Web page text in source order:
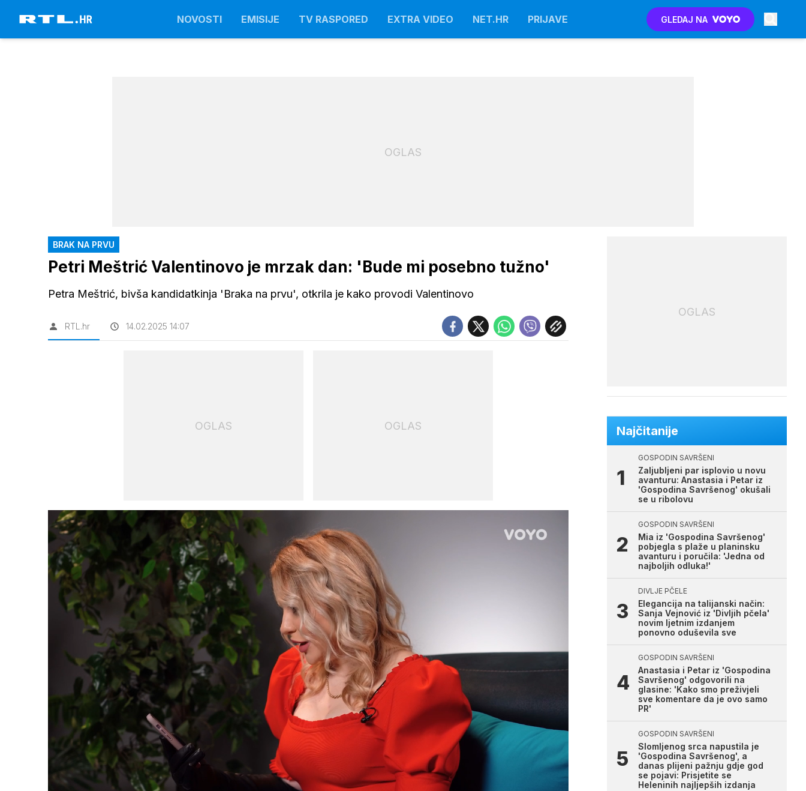
NOVOSTI EMISIJE TV RASPORED EXTRA VIDEO NET.HR PRIJAVE GLEDAJ NA
OGLAS
BRAK NA PRVU
Petri Meštrić Valentinovo je mrzak dan: 'Bude mi posebno tužno'
Petra Meštrić, bivša kandidatkinja 'Braka na prvu', otkrila je kako provodi Valentinovo
RTL.hr 14.02.2025 14:07
OGLAS OGLAS
:
18.02%
OGLAS
Najčitanije
GOSPODIN SAVRŠENI
Zaljubljeni par isplovio u novu
avanturu: Anastasia i Petar iz
'Gospodina Savršenog' okušali
se u ribolovu
GOSPODIN SAVRŠENI
Mia iz 'Gospodina Savršenog'
pobjegla s plaže u planinsku
avanturu i poručila: 'Jedna od
najboljih odluka!'
DIVLJE PČELE
Elegancija na talijanski način:
Sanja Vejnović iz 'Divljih pčela'
novim ljetnim izdanjem
ponovno oduševila sve
GOSPODIN SAVRŠENI
Anastasia i Petar iz 'Gospodina
Savršenog' odgovorili na
glasine: 'Kako smo preživjeli
sve komentare da je ovo samo
PR'
GOSPODIN SAVRŠENI
Slomljenog srca napustila je
'Gospodina Savršenog', a
danas plijeni pažnju gdje god
se pojavi: Prisjetite se
Heleninih najljepših izdanja